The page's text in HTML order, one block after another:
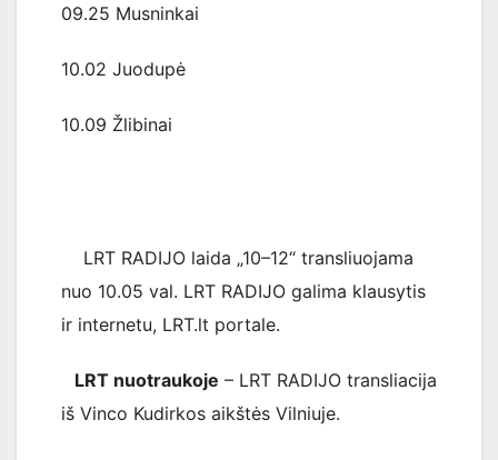
09.25 Musninkai
10.02 Juodupė
10.09 Žlibinai
LRT RADIJO laida „10–12“ transliuojama
nuo 10.05 val. LRT RADIJO galima klausytis
ir internetu, LRT.lt portale.
LRT nuotraukoje – LRT RADIJO transliacija
iš Vinco Kudirkos aikštės Vilniuje.